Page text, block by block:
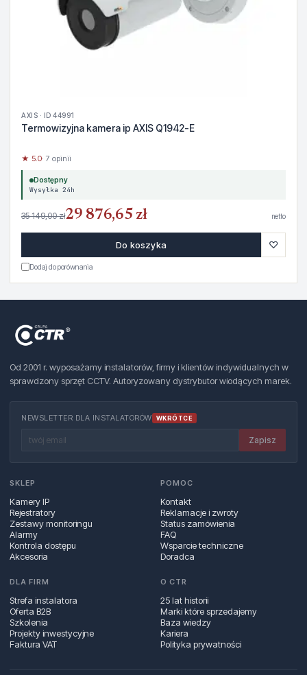
AXIS · ID 44991
Termowizyjna kamera ip AXIS Q1942-E
★ 5.0· 7 opinii
Dostępny
Wysyłka 24h
35 149,00 zł29 876,65 zł netto
Do koszyka ♡
Dodaj do porównania
Od 2001 r. wyposażamy instalatorów, firmy i klientów indywidualnych w
sprawdzony sprzęt CCTV. Autoryzowany dystrybutor wiodących marek.
NEWSLETTER DLA INSTALATORÓW WKRÓTCE
Zapisz
SKLEP
Kamery IP
Rejestratory
Zestawy monitoringu
Alarmy
Kontrola dostępu
Akcesoria
POMOC
Kontakt
Reklamacje i zwroty
Status zamówienia
FAQ
Wsparcie techniczne
Doradca
DLA FIRM
Strefa instalatora
Oferta B2B
Szkolenia
Projekty inwestycyjne
Faktura VAT
O CTR
25 lat historii
Marki które sprzedajemy
Baza wiedzy
Kariera
Polityka prywatności